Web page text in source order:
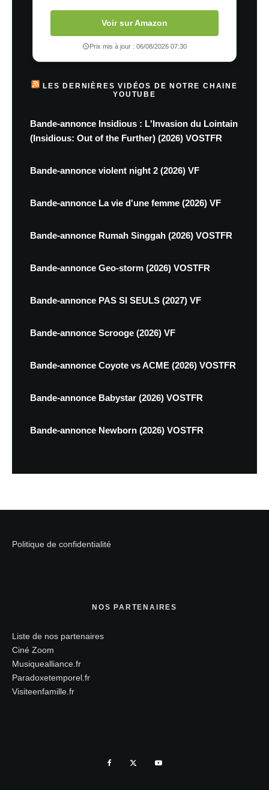
Voir sur Amazon
Prix mis à jour : 06/08/2026 07:30
LES DERNIÈRES VIDÉOS DE NOTRE CHAINE
YOUTUBE
Bande-annonce Insidious : L'Invasion du Lointain
(Insidious: Out of the Further) (2026) VOSTFR
Bande-annonce violent night 2 (2026) VF
Bande-annonce La vie d'une femme (2026) VF
Bande-annonce Rumah Singgah (2026) VOSTFR
Bande-annonce Geo-storm (2026) VOSTFR
Bande-annonce PAS SI SEULS (2027) VF
Bande-annonce Scrooge (2026) VF
Bande-annonce Coyote vs ACME (2026) VOSTFR
Bande-annonce Babystar (2026) VOSTFR
Bande-annonce Newborn (2026) VOSTFR
Politique de confidentialité
NOS PARTENAIRES
Liste de nos partenaires
Ciné Zoom
Musiquealliance.fr
Paradoxetemporel.fr
Visiteenfamille.fr